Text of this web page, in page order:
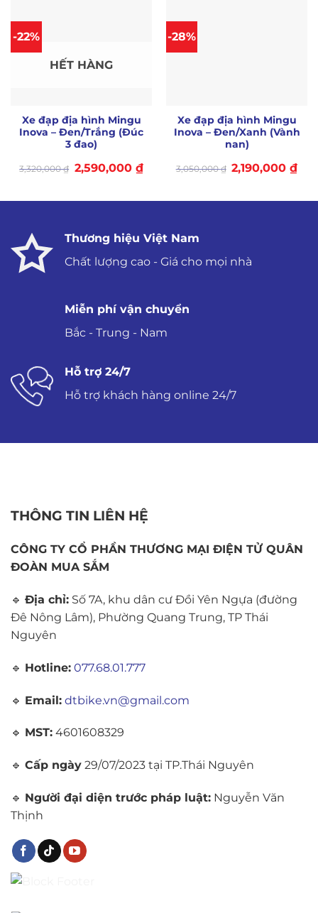
-22%
HẾT HÀNG
Xe đạp địa hình Mingu
Inova – Đen/Trắng (Đúc
3 đao)
3,320,000₫ Giá
gốc
2,590,000 ₫Giá
hiện
2,590,000 ₫.
-28%
Xe đạp địa hình Mingu
Inova – Đen/Xanh (Vành
nan)
3,050,000₫ Giá
gốc
2,190,000₫Giá
Thương hiệu Việt Nam
Chất lượng cao - Giá cho mọi nhà
Miễn phí vận chuyển
Bắc - Trung - Nam
Hỗ trợ 24/7
Hỗ trợ khách hàng online 24/7
THÔNG TIN LIÊN HỆ
CÔNG TY CỔ PHẦN THƯƠNG MẠI ĐIỆN TỬ QUÂN
ĐOÀN MUA SẮM
🔹 Địa chỉ: Số 7A, khu dân cư Đồi Yên Ngựa (đường
Đê Nông Lâm), Phường Quang Trung, TP Thái
Nguyên
🔹 Hotline: 077.68.01.777
🔹 Email: dtbike.vn@gmail.com
🔹 MST: 4601608329
🔹 Cấp ngày 29/07/2023 tại TP.Thái Nguyên
🔹 Người đại diện trước pháp luật: Nguyễn Văn
Thịnh